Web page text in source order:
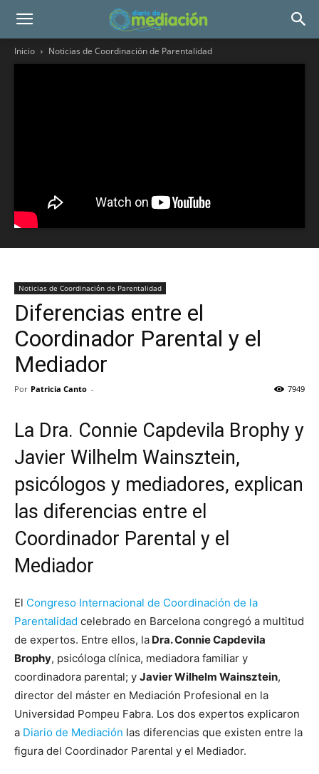
Inicio Noticias de Coordinación de Parentalidad
Noticias de Coordinación de Parentalidad
Diferencias entre el
Coordinador Parental y el
Mediador
Por Patricia Canto - 7949
La Dra. Connie Capdevila Brophy y
Javier Wilhelm Wainsztein,
psicólogos y mediadores, explican
las diferencias entre el
Coordinador Parental y el
Mediador
El Congreso Internacional de Coordinación de la
Parentalidad celebrado en Barcelona congregó a multitud
de expertos. Entre ellos, la Dra. Connie Capdevila
Brophy, psicóloga clínica, mediadora familiar y
coordinadora parental; y Javier Wilhelm Wainsztein,
director del máster en Mediación Profesional en la
Universidad Pompeu Fabra. Los dos expertos explicaron
a Diario de Mediación las diferencias que existen entre la
figura del Coordinador Parental y el Mediador.